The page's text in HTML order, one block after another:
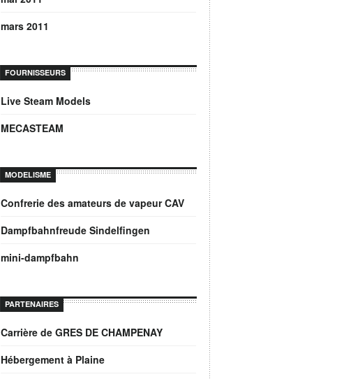
mars 2011
FOURNISSEURS
Live Steam Models
MECASTEAM
MODELISME
Confrerie des amateurs de vapeur CAV
Dampfbahnfreude Sindelfingen
mini-dampfbahn
PARTENAIRES
Carrière de GRES DE CHAMPENAY
Hébergement à Plaine